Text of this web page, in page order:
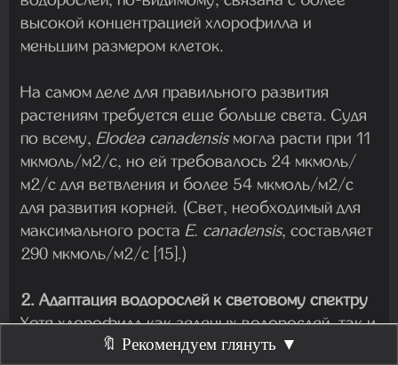
высокой концентрацией хлорофилла и
меньшим размером клеток.
На самом деле для правильного развития
растениям требуется еще больше света. Судя
по всему, Elodea canadensisмогла расти при 11
мкмоль/м2/с, но ей требовалось 24 мкмоль/
м2/с для ветвления и более 54 мкмоль/м2/с
для развития корней. (Свет, необходимый для
максимального роста E. canadensis, составляет
290 мкмоль/м2/с [15].)
2. Адаптация водорослей к световому спектру
Хотя хлорофилл как зеленых водорослей, так и
растений поглощает в основном красный и
🔖 Рекомендуем глянуть ▼